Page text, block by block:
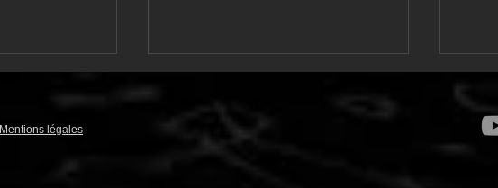
Mentions légales